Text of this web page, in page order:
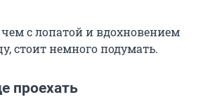
с лопатой и вдохновением
стоит немного подумать.
проехать